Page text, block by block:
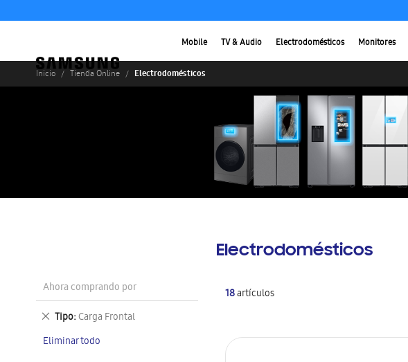
Mobile TV & Audio Electrodomésticos Monitores
Inicio Tienda Online Electrodomésticos
Electrodomésticos
18artículos
Ahora comprando por
Tipo Carga Frontal
Eliminar
artículo
Eliminar todo